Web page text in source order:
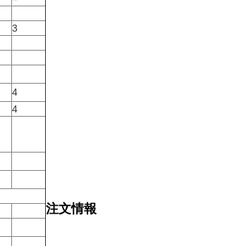
3
4
4
注文情報